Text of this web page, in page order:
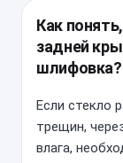
Как
задней
шлифовка?
Если стекло
трещин,
влага,